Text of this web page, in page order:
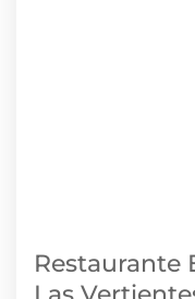
Restaurante